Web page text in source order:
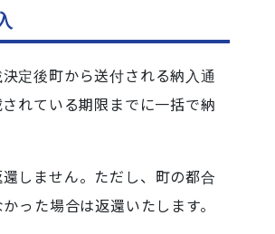
定後町から送付される納入通
れている期限までに一括で納
しません。ただし、町の都合
った場合は返還いたします。